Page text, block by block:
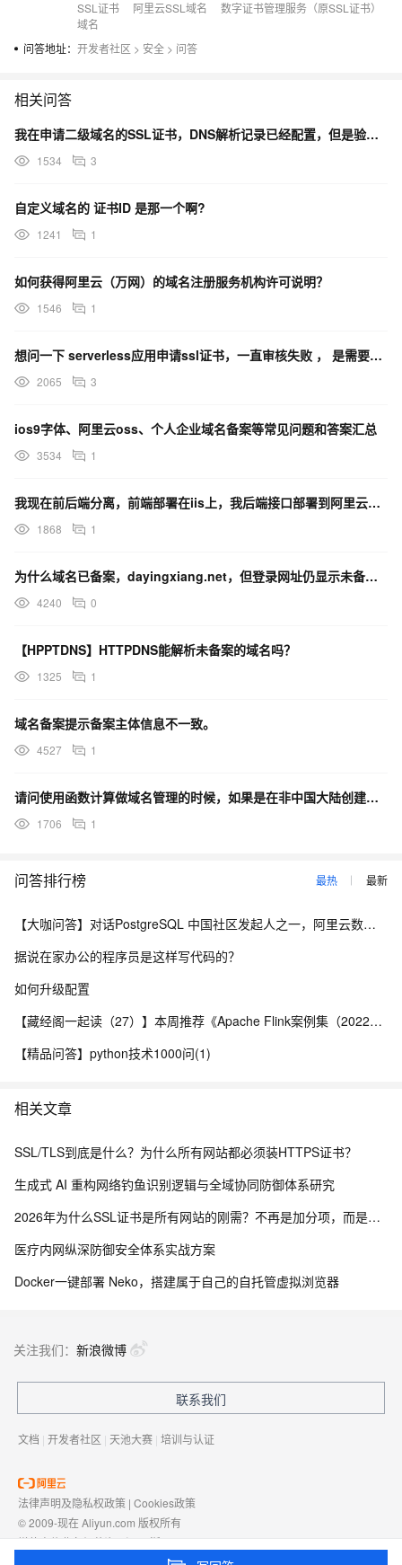
SSL证书
阿里云SSL域名
数字证书管理服务（原SSL证书）
域名
问答地址： 开发者社区 > 安全 > 问答
相关问答
我在申请二级域名的SSL证书，DNS解析记录已经配置，但是验证一直失败，怎么处理？
1534 3
自定义域名的 证书ID 是那一个啊?
1241 1
如何获得阿里云（万网）的域名注册服务机构许可说明？
1546 1
想问一下 serverless应用申请ssl证书，一直审核失败 ， 是需要自己购买域名绑定吗？ 如果
2065 3
ios9字体、阿里云oss、个人企业域名备案等常见问题和答案汇总
3534 1
我现在前后端分离，前端部署在iis上，我后端接口部署到阿里云函数计算上了，前后端想使用同一个域名怎么
1868 1
为什么域名已备案，dayingxiang.net，但登录网址仍显示未备案？
4240 0
【HPPTDNS】HTTPDNS能解析未备案的域名吗？
1325 1
域名备案提示备案主体信息不一致。
4527 1
请问使用函数计算做域名管理的时候，如果是在非中国大陆创建的，也需要备案吗
1706 1
问答排行榜 最热 最新
【大咖问答】对话PostgreSQL 中国社区发起人之一，阿里云数据库高级专家 德哥
据说在家办公的程序员是这样写代码的？
如何升级配置
【藏经阁一起读（27）】本周推荐《Apache Flink案例集（2022版）》，你有哪些心得？
【精品问答】python技术1000问(1)
相关文章
SSL/TLS到底是什么？为什么所有网站都必须装HTTPS证书？
生成式 AI 重构网络钓鱼识别逻辑与全域协同防御体系研究
2026年为什么SSL证书是所有网站的刚需？不再是加分项，而是建站底线
医疗内网纵深防御安全体系实战方案
Docker一键部署 Neko，搭建属于自己的自托管虚拟浏览器
关注我们： 新浪微博
联系我们
文档 | 开发者社区 | 天池大赛 | 培训与认证
法律声明及隐私权政策 | Cookies政策
© 2009-现在 Aliyun.com 版权所有
增值电信业务经营许可证： 浙B2-20080101